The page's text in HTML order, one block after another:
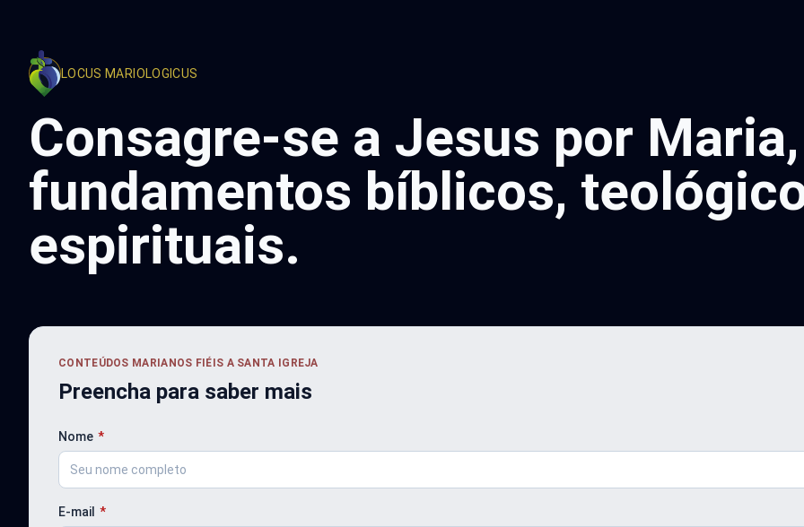
LOCUS MARIOLOGICUS
Consagre-se a Jesus por
fundamentos bíblicos,
espirituais.
CONTEÚDOS MARIANOS FIÉIS A SANTA IGREJA
Preencha para saber mais
Nome *
E-mail *